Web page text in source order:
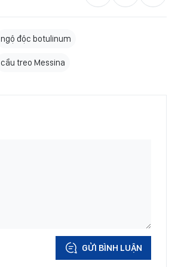
ngộ độc botulinum
cầu treo Messina
GỬI BÌNH LUẬN